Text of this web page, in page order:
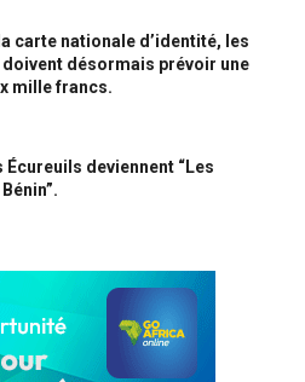
carte nationale d’identité, les
désormais prévoir une
mille francs.
Écureuils deviennent “Les